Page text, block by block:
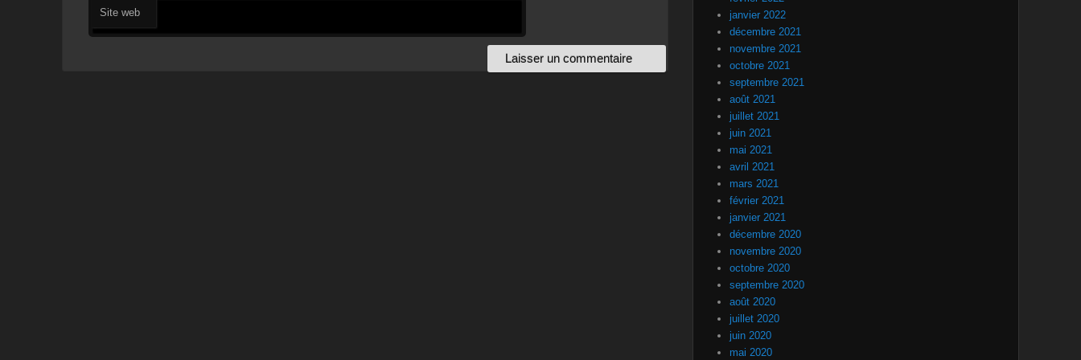
Site web
janvier 2022
décembre 2021
novembre 2021
octobre 2021
septembre 2021
août 2021
juillet 2021
juin 2021
mai 2021
avril 2021
mars 2021
février 2021
janvier 2021
décembre 2020
novembre 2020
octobre 2020
septembre 2020
août 2020
juillet 2020
juin 2020
mai 2020